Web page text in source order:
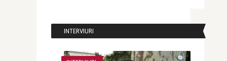
INTERVIURI